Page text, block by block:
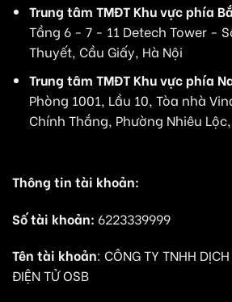
Trung tâm TMĐT Khu vực phía
Tầng 6 - 7 - 11 Detech Tower -
Thuyết, Cầu Giấy, Hà Nội
Trung tâm TMĐT Khu vực phía
Phòng 1001, Lầu 10, Tòa nhà
Chính Thắng, Phường Nhiêu Lộc,
Thông tin tài khoản:
Số tài khoản: 6223339999
Tên tài khoản: CÔNG TY TNHH
ĐIỆN TỬ OSB